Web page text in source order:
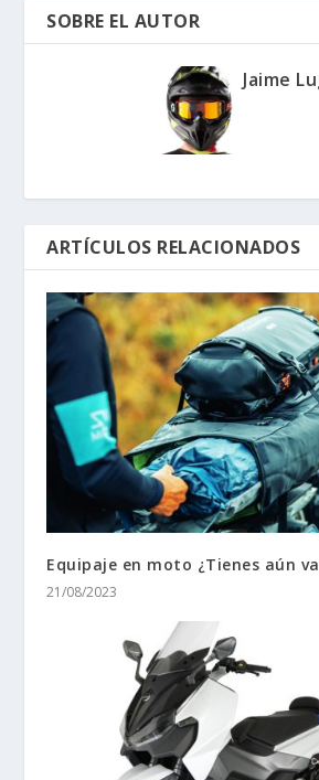
SOBRE EL AUTOR
Jaime
ARTÍCULOS RELACIONADOS
Equipaje en moto ¿Tienes aún
21/08/2023